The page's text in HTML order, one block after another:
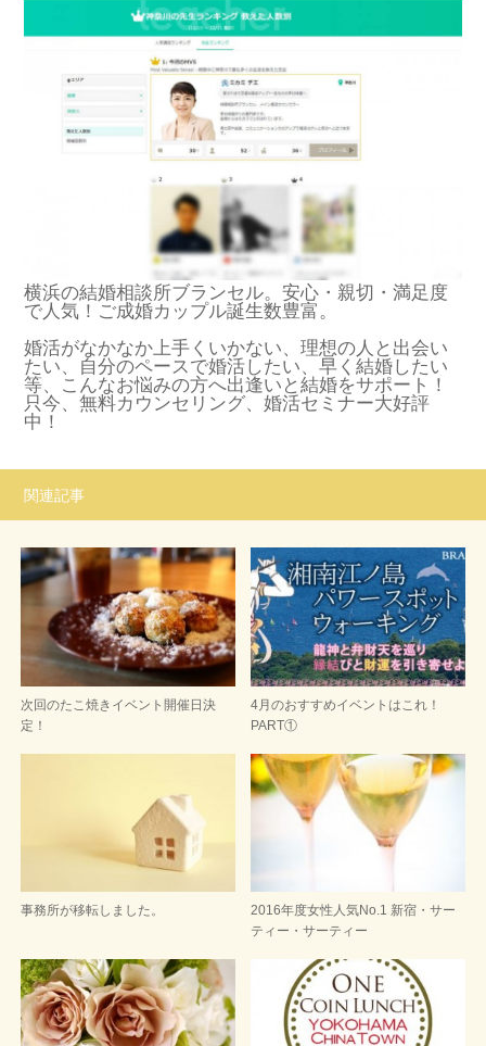
横浜の結婚相談所ブランセル。安心・親切・満足度
で人気！ご成婚カップル誕生数豊富。
婚活がなかなか上手くいかない、理想の人と出会い
たい、自分のペースで婚活したい、早く結婚したい
等、こんなお悩みの方へ出逢いと結婚をサポート！
只今、無料カウンセリング、婚活セミナー大好評
中！
関連記事
次回のたこ焼きイベント開催日決
定！
4月のおすすめイベントはこれ！
PART①
事務所が移転しました。
2016年度女性人気No.1 新宿・サー
ティー・サーティー